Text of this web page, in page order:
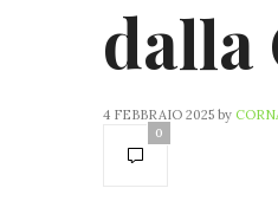
dalla
4 FEBBRAIO 2025 by
0